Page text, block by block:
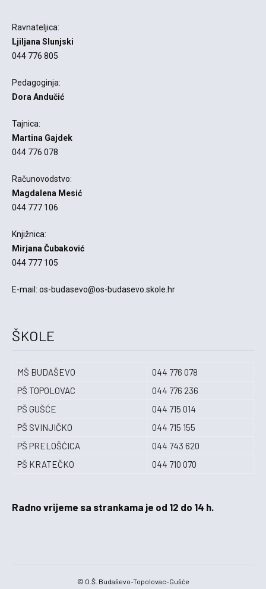
Ravnateljica:
Ljiljana Slunjski
044 776 805
Pedagoginja:
Dora Andučić
Tajnica:
Martina Gajdek
044 776 078
Računovodstvo:
Magdalena Mesić
044 777 106
Knjižnica:
Mirjana Čubaković
044 777 105
E-mail: os-budasevo@os-budasevo.skole.hr
ŠKOLE
MŠ BUDAŠEVO
044 776 078
PŠ TOPOLOVAC
044 776 236
PŠ GUŠĆE
044 715 014
PŠ SVINJIČKO
044 715 155
PŠ PRELOŠĆICA
044 743 620
PŠ KRATEČKO
044 710 070
Radno vrijeme sa strankama je od 12 do 14 h.
© O.Š. Budaševo-Topolovac-Gušće